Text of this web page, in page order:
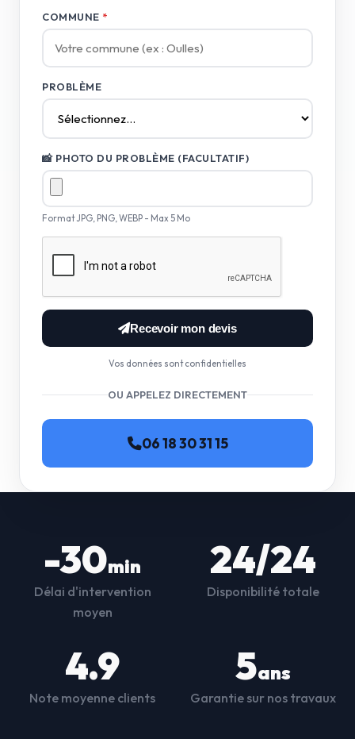
COMMUNE *
PROBLÈME
📸 PHOTO DU PROBLÈME (FACULTATIF)
Format JPG, PNG, WEBP - Max 5 Mo
Recevoir mon devis
Vos données sont confidentielles
OU APPELEZ DIRECTEMENT
06 18 30 31 15
-30min
Délai d'intervention
moyen
24/24
Disponibilité totale
4.9
Note moyenne clients
5ans
Garantie sur nos travaux